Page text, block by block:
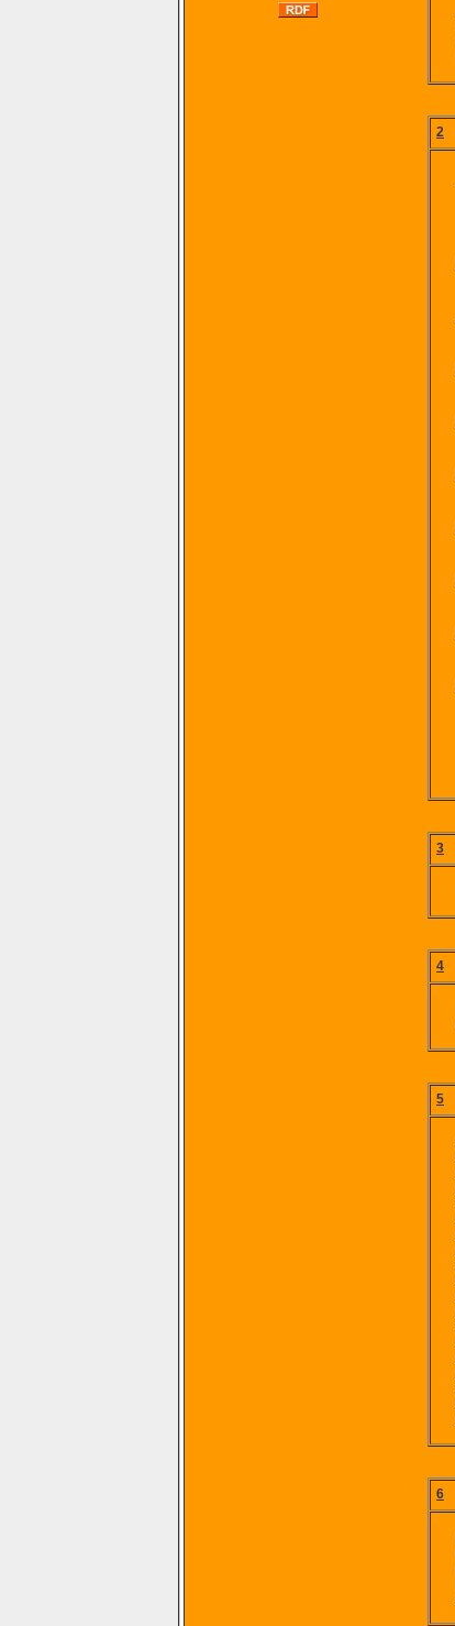
2
3
4
5
6